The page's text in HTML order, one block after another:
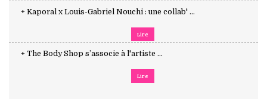
+ Kaporal x Louis-Gabriel Nouchi : une collab' ...
Lire
+ The Body Shop s’associe à l'artiste ...
Lire